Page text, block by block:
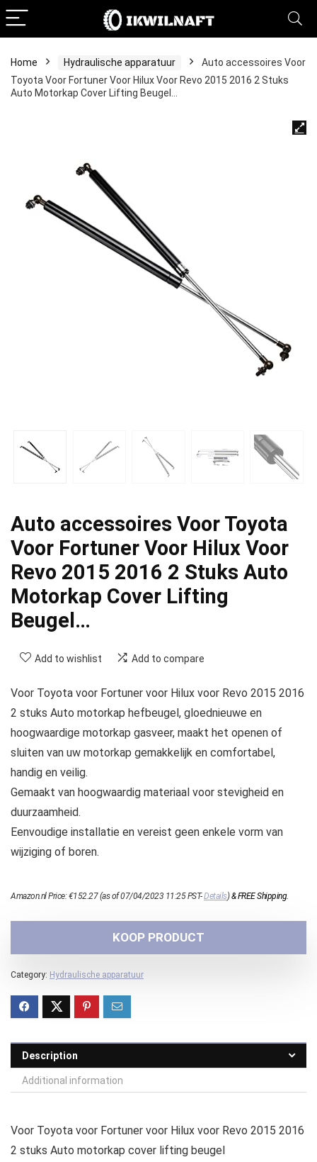
Home Hydraulische apparatuur
Auto accessoires Voor
Toyota Voor Fortuner Voor Hilux Voor Revo 2015 2016 2 Stuks
Auto Motorkap Cover Lifting Beugel…
Auto accessoires Voor Toyota
Voor Fortuner Voor Hilux Voor
Revo 2015 2016 2 Stuks Auto
Motorkap Cover Lifting
Beugel…
Add to wishlist Add to compare
Voor Toyota voor Fortuner voor Hilux voor Revo 2015 2016
2 stuks Auto motorkap hefbeugel, gloednieuwe en
hoogwaardige motorkap gasveer, maakt het openen of
sluiten van uw motorkap gemakkelijk en comfortabel,
handig en veilig.
Gemaakt van hoogwaardig materiaal voor stevigheid en
duurzaamheid.
Eenvoudige installatie en vereist geen enkele vorm van
wijziging of boren.
Amazon.nl Price:€152.27(as of 07/04/2023 11:25 PST-Details)&FREE Shipping.
KOOP PRODUCT
Category: Hydraulische apparatuur
Description
Additional information
Voor Toyota voor Fortuner voor Hilux voor Revo 2015 2016
2 stuks Auto motorkap cover lifting beugel